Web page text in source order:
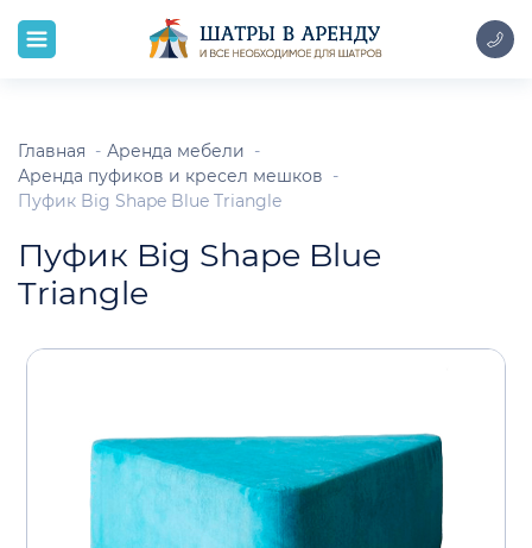
Главная
Аренда мебели
Аренда пуфиков и кресел мешков
Пуфик Big Shape Blue Triangle
Пуфик Big Shape Blue
Triangle